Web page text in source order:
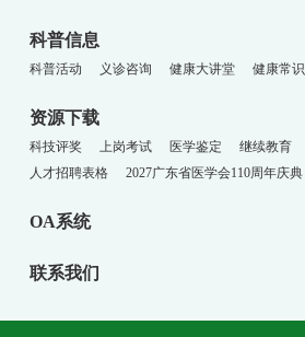
科普信息
科普活动 义诊咨询 健康大讲堂 健康常识
资源下载
科技评奖 上岗考试 医学鉴定 继续教育
人才招聘表格
2027广东省医学会110周年庆典
OA系统
联系我们